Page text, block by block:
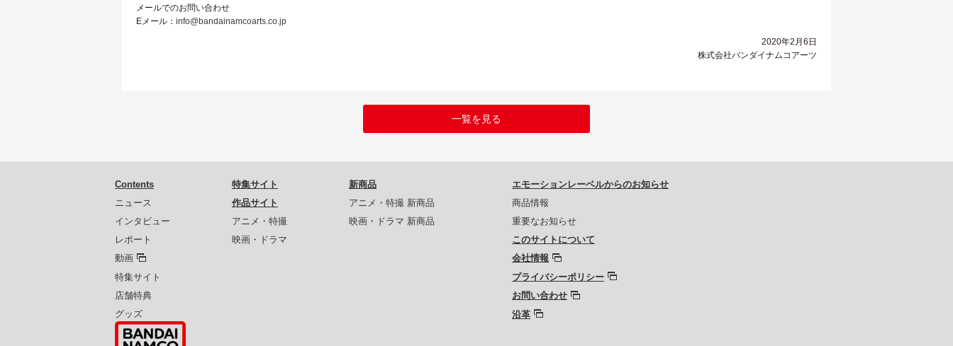
メールでのお問い合わせ
Eメール： info@bandainamcoarts.co.jp
2020年2月6日
株式会社バンダイナムコアーツ
一覧を見る
Contents
ニュース
インタビュー
レポート
動画
特集サイト
店舗特典
グッズ
特集サイト
作品サイト
アニメ・特撮
映画・ドラマ
新商品
アニメ・特撮 新商品
映画・ドラマ 新商品
エモーションレーベルからのお知らせ
商品情報
重要なお知らせ
このサイトについて
会社情報
プライバシーポリシー
お問い合わせ
沿革